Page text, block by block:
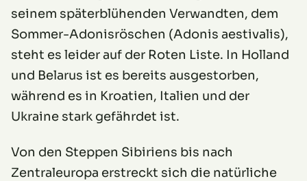
seinem späterblühenden Verwandten, dem
Sommer-Adonisröschen (Adonis aestivalis),
steht es leider auf der Roten Liste. In Holland
und Belarus ist es bereits ausgestorben,
während es in Kroatien, Italien und der
Ukraine stark gefährdet ist.
Von den Steppen Sibiriens bis nach
Zentraleuropa erstreckt sich die natürliche